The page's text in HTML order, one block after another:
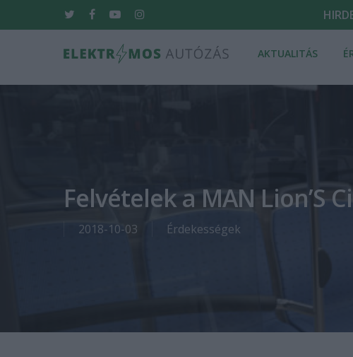
to
twitter facebookyoutubeinstagram
AKTUALITÁS
Felvételek a MAN Lion’S
2018-10-03 Érdekességek